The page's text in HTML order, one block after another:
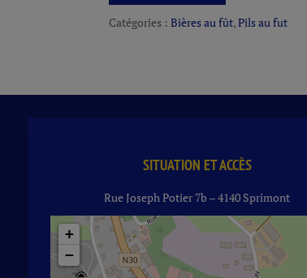
Catégories :Bières au fût,Pils au fut
SITUATION ET ACCÈS
Rue Joseph Potier 7b – 4140 Sprimont
+
−